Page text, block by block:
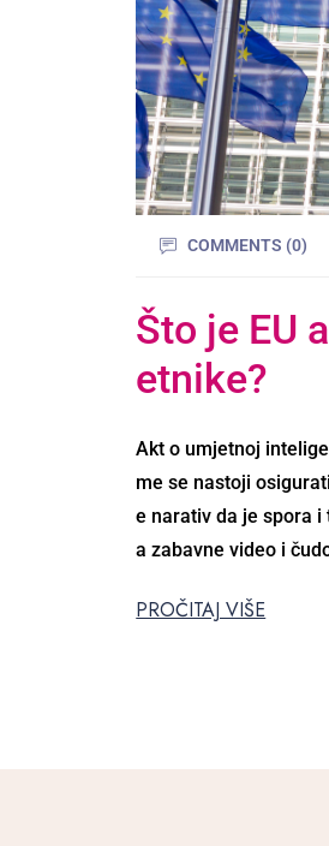
COMMENTS (0)
Što je EU
etnike?
Akt o umjetnoj
me se nastoji
e narativ da je spora
a zabavne video i
PROČITAJ VIŠE